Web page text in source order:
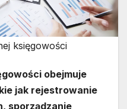
księgowości
obejmuje
jak rejestrowanie
sporządzanie